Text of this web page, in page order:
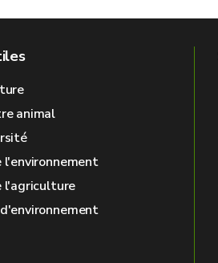
animal
l'environnement
l'agriculture